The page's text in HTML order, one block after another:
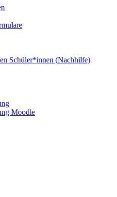
Schüler*innen (Nachhilfe)
Moodle